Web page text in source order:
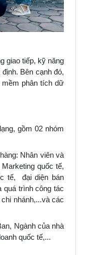
giao tiếp, kỹ năng
Bên cạnh đó,
mềm phân tích dữ
gồm 02 nhóm
Nhân viên và
quốc tế,
tế, đại diện bán
quá trình công tác
nhánh,...và các
Ngành của nhà
quốc tế,...